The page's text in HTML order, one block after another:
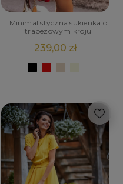
Minimalistyczna sukienka o
trapezowym kroju
239,00 zł